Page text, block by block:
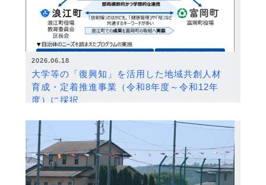
2026.06.18
大学等の「復興知」を活用した地域共創人材
育成・定着推進事業（令和8年度～令和12年
度）に採択